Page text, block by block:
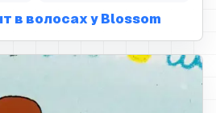
в волосах у Blossom